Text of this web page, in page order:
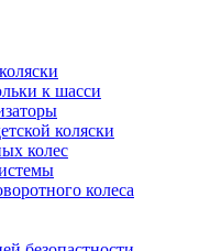
к шасси
коляски
колес
колеса